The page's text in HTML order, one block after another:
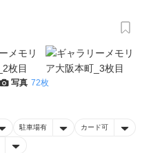
写真 72枚
駐車場有 カード可